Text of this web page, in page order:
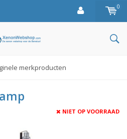
0
merkproducten
NIET OP VOORRAAD